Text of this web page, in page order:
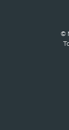
©